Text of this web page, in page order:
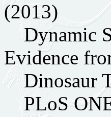
(2013)
Dynamic
Evidence
Dinosaur
PLoS